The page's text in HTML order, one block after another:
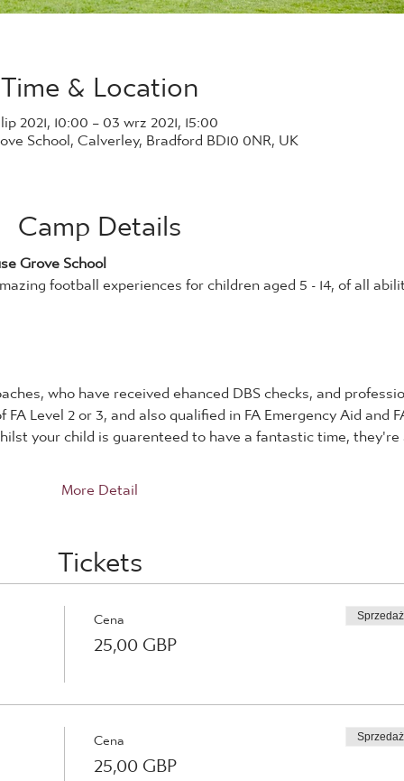
Time & Location
2021, 10:00 – 03 wrz 2021, 15:00
School, Calverley, Bradford BD10 0NR, UK
Camp Details
Grove School
football experiences for children aged 5 - 14, of all
who have received ehanced DBS checks, and
Level 2 or 3, and also qualified in FA Emergency Aid and
your child is guarenteed to have a fantastic time,
More Detail
Tickets
Cena
25,00 GBP
Cena
25,00 GBP